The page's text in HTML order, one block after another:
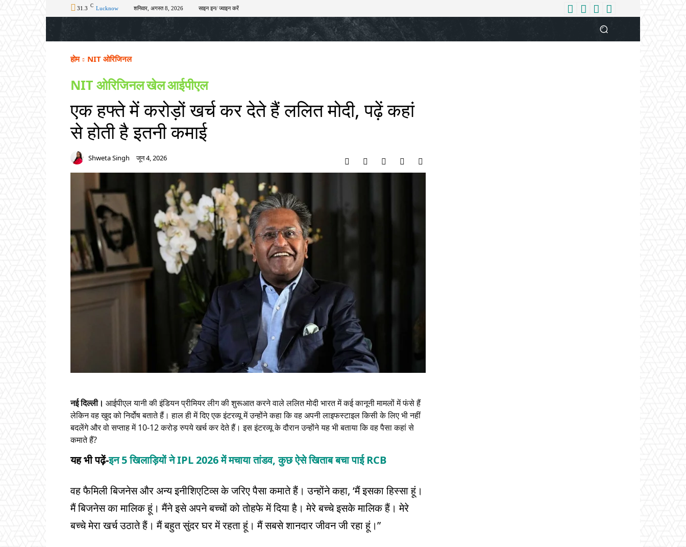
31.3 C Lucknow शनिवार, अगस्त 8, 2026 साइन इन/ ज्वाइन करें
अपराध चुनाव खेल टेक – ऑटो राज्य मनोरंजन लाइफस्टाइल बिजनेस आपकी आवाज
होम NIT ओरिजिनल
NIT ओरिजिनलखेलआईपीएल
एक हफ्ते में करोड़ों खर्च कर देते हैं ललित मोदी, पढ़ें कहां
से होती है इतनी कमाई
Shweta Singh जून 4, 2026
नई दिल्ली। आईपीएल यानी की इंडियन प्रीमियर लीग की शुरूआत करने वाले ललित मोदी भारत में कई कानूनी मामलों में फंसे हैं
लेकिन वह खुद को निर्दोष बताते हैं। हाल ही में दिए एक इंटरव्यू में उन्होंने कहा कि वह अपनी लाइफस्टाइल किसी के लिए भी नहीं
बदलेंगे और वो सप्ताह में 10-12 करोड़ रुपये खर्च कर देते हैं। इस इंटरव्यू के दौरान उन्होंने यह भी बताया कि वह पैसा कहां से
कमाते हैं?
यह भी पढ़ें-इन 5 खिलाड़ियों ने IPL 2026 में मचाया तांडव, कुछ ऐसे खिताब बचा पाई RCB
वह फैमिली बिजनेस और अन्य इनीशिएटिव्स के जरिए पैसा कमाते हैं। उन्होंने कहा, ‘मैं इसका हिस्सा हूं।
मैं बिजनेस का मालिक हूं। मैंने इसे अपने बच्चों को तोहफे में दिया है। मेरे बच्चे इसके मालिक हैं। मेरे
बच्चे मेरा खर्च उठाते हैं। मैं बहुत सुंदर घर में रहता हूं। मैं सबसे शानदार जीवन जी रहा हूं।”